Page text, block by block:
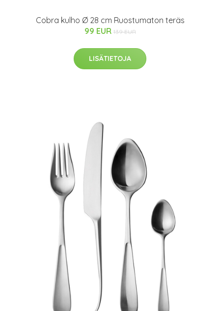
Cobra kulho Ø 28 cm Ruostumaton teräs
99 EUR 139 EUR
LISÄTIETOJA